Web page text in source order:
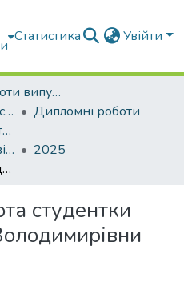
Статистика Увійти
Атестаційні роботи випускників
Атестаційні роботи магістрів
Дипломні роботи
Факультет урбаністики та просторового планування
192 Будівництво та цивільна інженерія. Урбаністика та просторове планування
2025
Атестаційна робота студентки Баканова Дар'ї Володимирівни
студентки